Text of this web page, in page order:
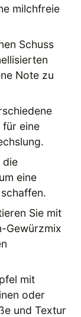
milchfreie
Schuss
Note zu
für eine
die
eine
Sie mit
Gewürzmix
mit
oder
und Textur